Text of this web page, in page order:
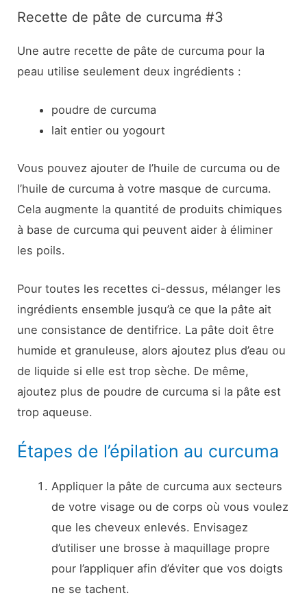
Recette de pâte de curcuma #3
Une autre recette de pâte de curcuma pour la
peau utilise seulement deux ingrédients :
poudre de curcuma
lait entier ou yogourt
Vous pouvez ajouter de l’huile de curcuma ou de
l’huile de curcuma à votre masque de curcuma.
Cela augmente la quantité de produits chimiques
à base de curcuma qui peuvent aider à éliminer
les poils.
Pour toutes les recettes ci-dessus, mélanger les
ingrédients ensemble jusqu’à ce que la pâte ait
une consistance de dentifrice. La pâte doit être
humide et granuleuse, alors ajoutez plus d’eau ou
de liquide si elle est trop sèche. De même,
ajoutez plus de poudre de curcuma si la pâte est
trop aqueuse.
Étapes de l’épilation au curcuma
Appliquer la pâte de curcuma aux secteurs
de votre visage ou de corps où vous voulez
que les cheveux enlevés. Envisagez
d’utiliser une brosse à maquillage propre
pour l’appliquer afin d’éviter que vos doigts
ne se tachent.